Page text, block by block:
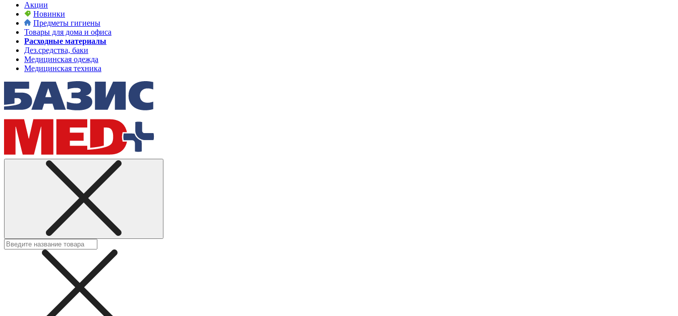
Акции
Новинки
Предметы гигиены
Товары для дома и офиса
Расходные материалы
Дез.средства, баки
Медицинская одежда
Медицинская техника